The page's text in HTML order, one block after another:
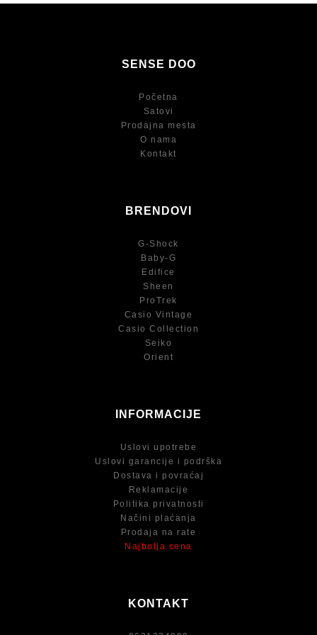
SENSE DOO
Početna
Satovi
Prodajna mesta
O nama
Kontakt
BRENDOVI
G-Shock
Baby-G
Edifice
Sheen
ProTrek
Casio Vintage
Casio Collection
Seiko
Orient
INFORMACIJE
Uslovi upotrebe
Uslovi garancije i podrška
Dostava i povraćaj
Reklamacije
Politika privatnosti
Načini plaćanja
Prodaja na rate
Najbolja cena
KONTAKT